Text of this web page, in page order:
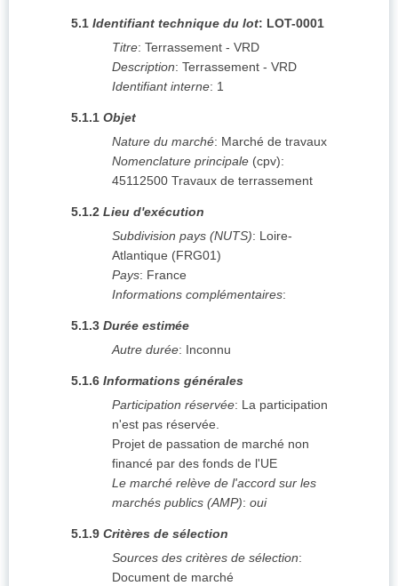
5.1 Identifiant technique du lot: LOT-0001
Titre: Terrassement - VRD
Description: Terrassement - VRD
Identifiant interne: 1
5.1.1 Objet
Nature du marché: Marché de travaux
Nomenclature principale (cpv):
45112500 Travaux de terrassement
5.1.2 Lieu d'exécution
Subdivision pays (NUTS): Loire-
Atlantique (FRG01)
Pays: France
Informations complémentaires:
5.1.3 Durée estimée
Autre durée: Inconnu
5.1.6 Informations générales
Participation réservée: La participation
n'est pas réservée.
Projet de passation de marché non
financé par des fonds de l'UE
Le marché relève de l'accord sur les
marchés publics (AMP): oui
5.1.9 Critères de sélection
Sources des critères de sélection:
Document de marché